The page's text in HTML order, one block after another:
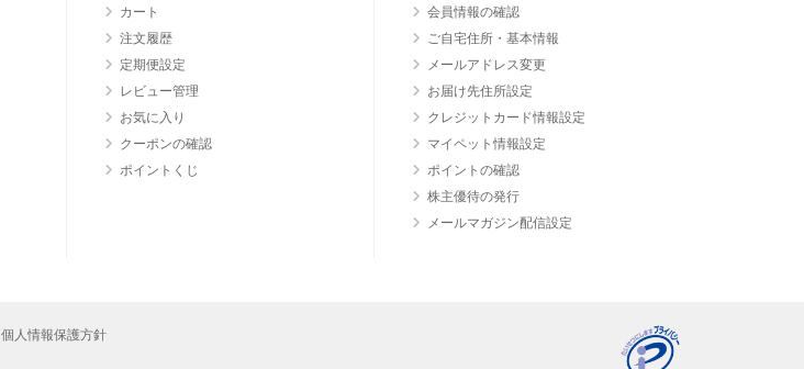
カート
注文履歴
定期便設定
レビュー管理
お気に入り
クーポンの確認
ポイントくじ
会員情報の確認
ご自宅住所・基本情報
メールアドレス変更
お届け先住所設定
クレジットカード情報設定
マイペット情報設定
ポイントの確認
株主優待の発行
メールマガジン配信設定
個人情報保護方針